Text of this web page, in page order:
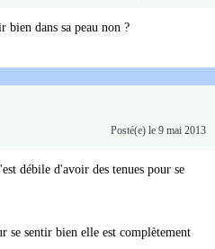
bien dans sa peau non ?
Posté(e) le 9 mai 2013
débile d'avoir des tenues pour se
se sentir bien elle est complètement